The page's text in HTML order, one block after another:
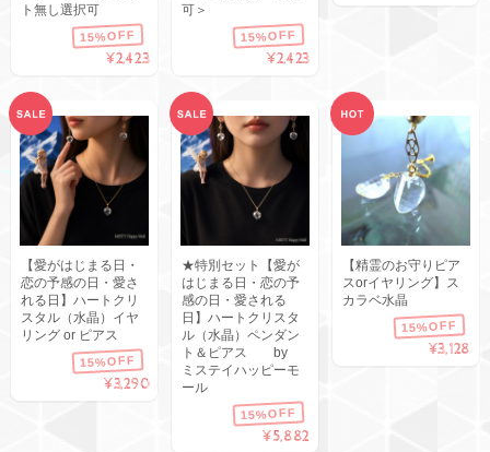
ト無し選択可
15%OFF
¥2,423
可＞
15%OFF
¥2,423
【愛がはじまる日・
恋の予感の日・愛さ
れる日】ハートクリ
スタル（水晶）イヤ
リング or ピアス
15%OFF
¥3,290
★特別セット【愛が
はじまる日・恋の予
感の日・愛される
日】ハートクリスタ
ル（水晶）ペンダン
ト＆ピアス by
ミステイハッピーモ
ール
15%OFF
¥5,882
【精霊のお守りピア
スorイヤリング】ス
カラベ水晶
15%OFF
¥3,128